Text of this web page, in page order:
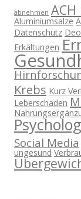
abnehmen ACH
Aluminiumsalze
Datenschutz
Erkältungen
Krebs Kurz
Leberschaden
Social Media
ungesund